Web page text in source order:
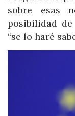
sobre esas
posibilidad
“se lo haré